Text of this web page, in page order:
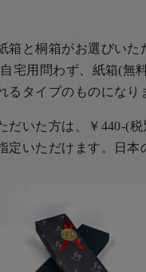
と桐箱がお選びい
宅用問わず、紙箱(
タイプのものになり
だいた方は、￥440-(税
定いただけます。日